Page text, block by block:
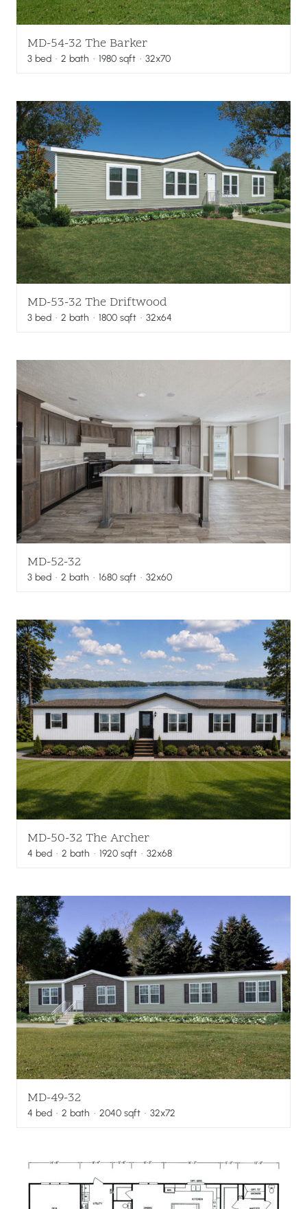
MD-54-32 The Barker
3 bed · 2 bath · 1980 sqft· 32x70
MD-53-32 The Driftwood
3 bed · 2 bath · 1800 sqft· 32x64
MD-52-32
3 bed · 2 bath · 1680 sqft· 32x60
MD-50-32 The Archer
4 bed · 2 bath · 1920 sqft· 32x68
MD-49-32
4 bed · 2 bath · 2040 sqft· 32x72